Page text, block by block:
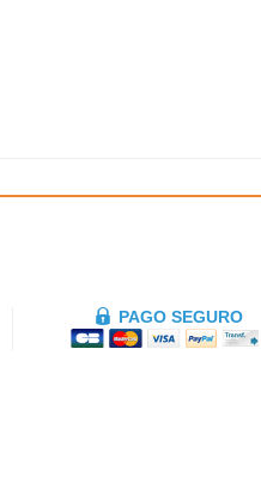
PAGO SEGURO